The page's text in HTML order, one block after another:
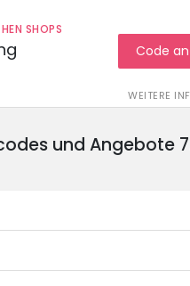
SHOPS
WEITERE
Code
und Angebote